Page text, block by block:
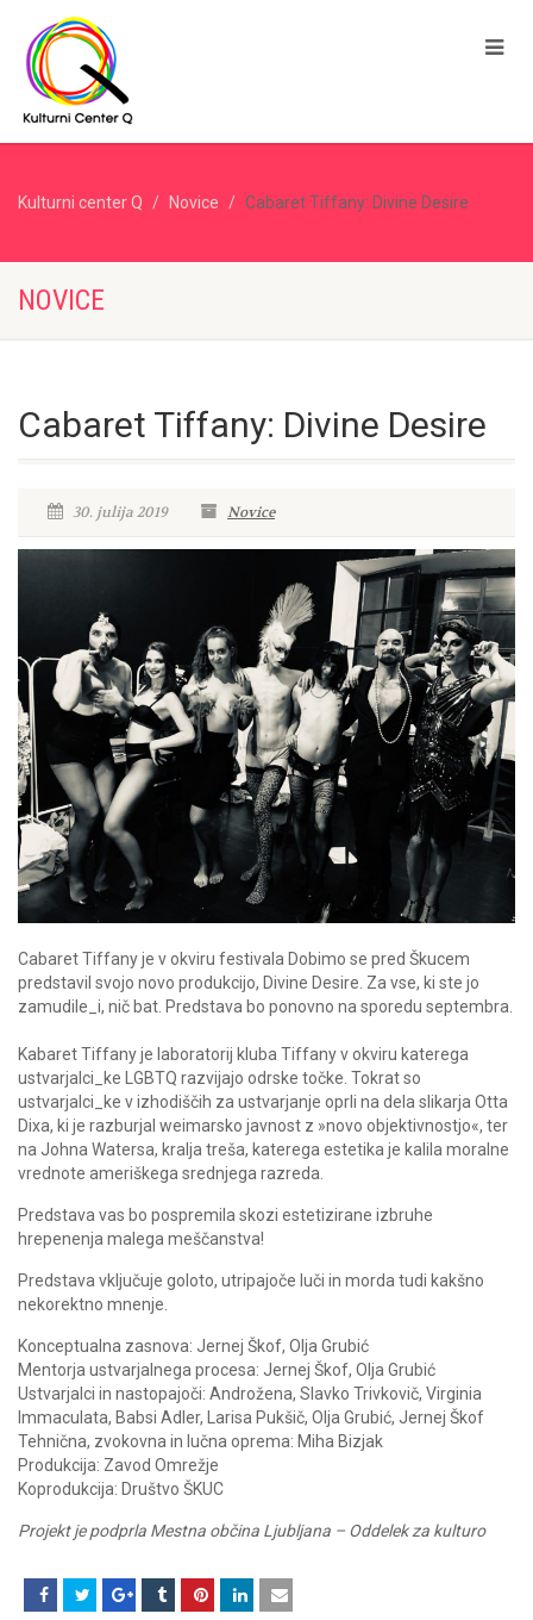
Kulturni center Q Novice Cabaret Tiffany: Divine Desire
NOVICE
Cabaret Tiffany: Divine Desire
30. julija 2019 Novice
Cabaret Tiffany je v okviru festivala Dobimo se pred Škucem
predstavil svojo novo produkcijo, Divine Desire. Za vse, ki ste jo
zamudile_i, nič bat. Predstava bo ponovno na sporedu septembra.
Kabaret Tiffany je laboratorij kluba Tiffany v okviru katerega
ustvarjalci_ke LGBTQ razvijajo odrske točke. Tokrat so
ustvarjalci_ke v izhodiščih za ustvarjanje oprli na dela slikarja Otta
Dixa, ki je razburjal weimarsko javnost z »novo objektivnostjo«, ter
na Johna Watersa, kralja treša, katerega estetika je kalila moralne
vrednote ameriškega srednjega razreda.
Predstava vas bo pospremila skozi estetizirane izbruhe
hrepenenja malega meščanstva!
Predstava vključuje goloto, utripajoče luči in morda tudi kakšno
nekorektno mnenje.
Konceptualna zasnova: Jernej Škof, Olja Grubić
Mentorja ustvarjalnega procesa: Jernej Škof, Olja Grubić
Ustvarjalci in nastopajoči: Androžena, Slavko Trivkovič, Virginia
Immaculata, Babsi Adler, Larisa Pukšič, Olja Grubić, Jernej Škof
Tehnična, zvokovna in lučna oprema: Miha Bizjak
Produkcija: Zavod Omrežje
Koprodukcija: Društvo ŠKUC
Projekt je podprla Mestna občina Ljubljana – Oddelek za kulturo